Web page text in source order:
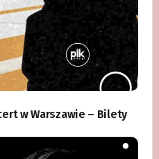
w Warszawie – Bilety